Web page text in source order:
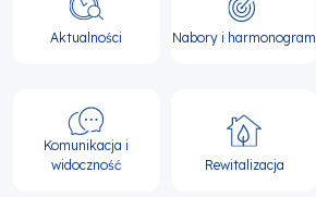
nawigacja
Aktualności Nabory i harmonogram
Komunikacja i
widoczność
Rewitalizacja